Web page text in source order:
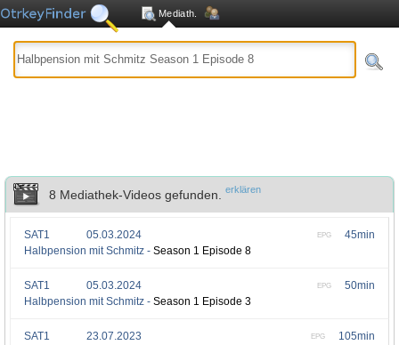
Mediath.
8 Mediathek-Videos gefunden. erklären
45min
EPG
SAT1
05.03.2024
Halbpension mit Schmitz - Season 1 Episode 8
50min
EPG
SAT1
05.03.2024
Halbpension mit Schmitz - Season 1 Episode 3
105min
EPG
SAT1
23.07.2023